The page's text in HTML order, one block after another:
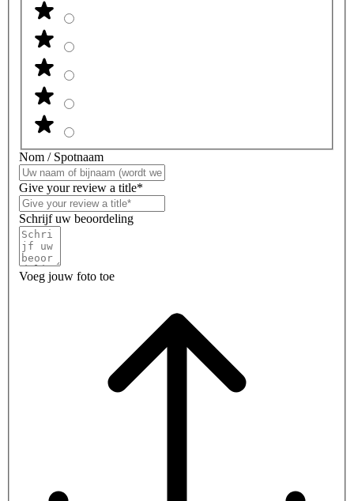
Nom / Spotnaam
Give your review a title*
Schrijf uw beoordeling
Voeg jouw foto toe